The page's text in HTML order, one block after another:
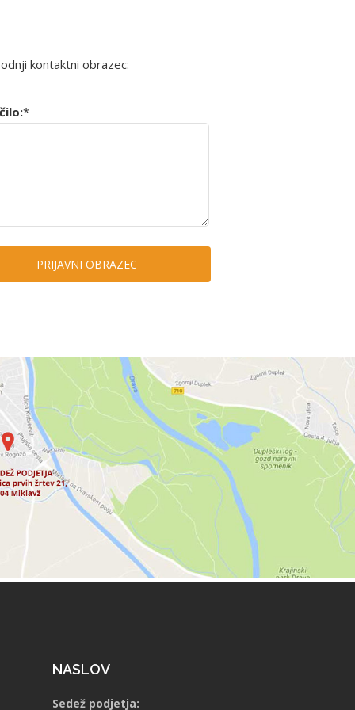
kontaktni obrazec:
*
PRIJAVNI OBRAZEC
NASLOV
Sedež podjetja: